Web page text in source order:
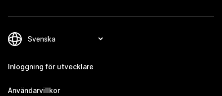
Inloggning för utvecklare
Användarvillkor